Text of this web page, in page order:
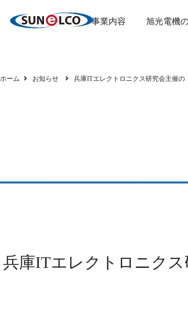
事業内容 旭光電機
ホーム お知らせ 兵庫ITエレクトロニクス研究会主催
兵庫ITエレクトロニク